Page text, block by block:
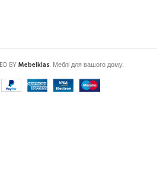
BYMebelklas. Меблі для вашого дому.